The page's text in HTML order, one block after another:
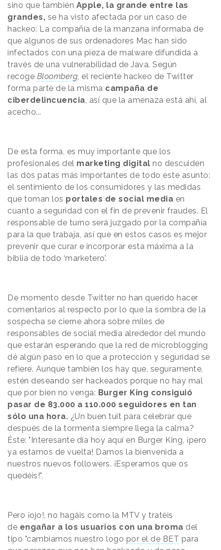
sino que también Apple, la grande entre las
grandes, se ha visto afectada por un caso de
hackeo: La compañía de la manzana informaba de
que algunos de sus ordenadores Mac han sido
infectados con una pieza de malware difundida a
través de una vulnerabilidad de Java. Según
recoge Bloomberg, el reciente hackeo de Twitter
forma parte de la misma campaña de
ciberdelincuencia, así que la amenaza está ahí, al
acecho...
De esta forma, es muy importante que los
profesionales del marketing digital no descuiden
las dos patas más importantes de todo este asunto:
el sentimiento de los consumidores y las medidas
que toman los portales de social media en
cuanto a seguridad con el fin de prevenir fraudes. El
responsable de turno será juzgado por la compañía
para la que trabaja, así que en estos casos es mejor
prevenir que curar e incorporar esta máxima a la
biblia de todo ‘marketero’.
De momento desde Twitter no han querido hacer
comentarios al respecto por lo que la sombra de la
sospecha se cierne ahora sobre miles de
responsables de social media alrededor del mundo
que estarán esperando que la red de microblogging
dé algún paso en lo que a protección y seguridad se
refiere. Aunque también los hay que, seguramente,
estén deseando ser hackeados porque no hay mal
que por bien no venga: Burger King consiguió
pasar de 83.000 a 110.000 seguidores en tan
sólo una hora. ¿Un buen tuit para celebrar que
después de la tormenta siempre llega la calma?
Éste: "Interesante día hoy aquí en Burger King, ¡pero
ya estamos de vuelta! Damos la bienvenida a
nuestros nuevos followers. ¡Esperamos que os
quedéis!".
Pero ¡ojo!, no hagáis como la MTV y tratéis
de engañar a los usuarios con una broma del
tipo "cambiamos nuestro logo por el de BET para